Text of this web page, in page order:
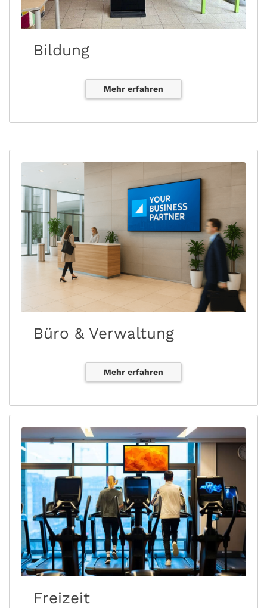
Bildung
Mehr erfahren
Büro & Verwaltung
Mehr erfahren
Freizeit